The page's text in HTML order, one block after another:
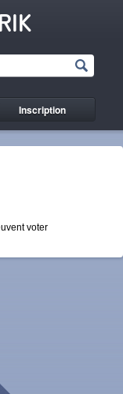
Inscription
voter